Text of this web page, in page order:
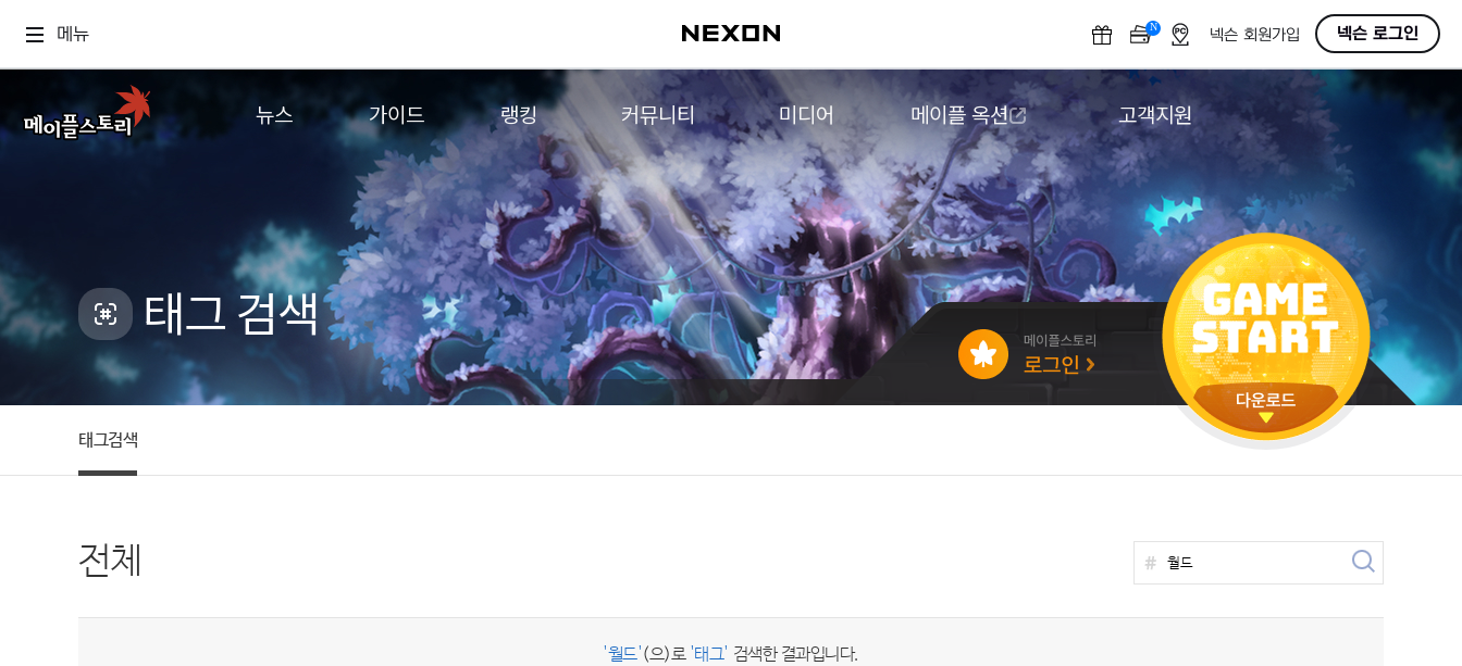
메뉴 N OFF넥슨 회원가입 넥슨 로그인
뉴스
업데이트
이벤트
캐시샵 공지
메이플 알림판
with maple
가이드
게임정보
직업소개
확률형 아이템
NEXON NOW
추가정보
랭킹
월드 랭킹
컨텐츠 랭킹
커뮤니티
자유게시판
메이플 아트
메이플 코디
메이플스토리 파트너스
AI Style Finder
미니게임
커뮤니티 아카이브
미디어
영상
음악
아트웍
웹툰
메이플 옥션
메이플 옥션
고객지원
다운로드
도움말/1:1문의
버그악용/불법프로그램 신고
게임 접근성
태그 검색
태그검색
전체
'월드'(으)로 '태그' 검색한 결과입니다.